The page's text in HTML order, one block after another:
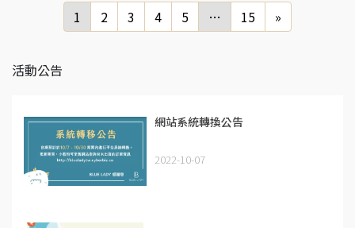
1 2 3 4 5 … 15 »
活動公告
網站系統轉換公告
2022-10-07